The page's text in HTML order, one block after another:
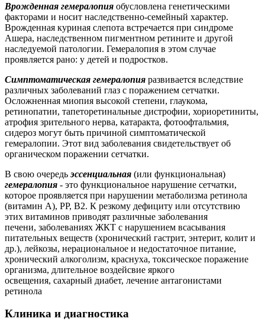
Врожденная гемералопия обусловлена генетическими
факторами и носит наследственно-семейный характер.
Врожденная куриная слепота встречается при синдроме
Ашера, наследственном пигментном ретините и другой
наследуемой патологии. Гемералопия в этом случае
проявляется рано: у детей и подростков.
Симптоматическая гемералопия развивается вследствие
различных заболеваний глаз с поражением сетчатки.
Осложненная миопия высокой степени, глаукома,
ретинопатии, тапеторетинальные дистрофии, хориоретиниты,
атрофия зрительного нерва, катаракта, фотоофтальмия,
сидероз могут быть причиной симптоматической
гемералопии. Этот вид заболевания свидетельствует об
органическом поражении сетчатки.
В свою очередьэссенциальная (или функциональная)
гемералопия - это функциональное нарушение сетчатки,
которое проявляется при нарушении метаболизма ретинола
(витамин А), РР, В2. К резкому дефициту или отсутствию
этих витаминов приводят различные заболевания
печени, заболеваниях ЖКТ с нарушением всасывания
питательных веществ (хронический гастрит, энтерит, колит и
др.), лейкозы, нерациональное и недостаточное питание,
хронический алкоголизм, краснуха, токсическое поражение
организма, длительное воздейсвие яркого
освещения, сахарный диабет, лечение антагонистами
ретинола
Клиника и диагностика